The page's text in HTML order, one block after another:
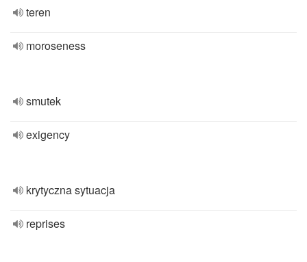
teren
moroseness
smutek
exigency
krytyczna sytuacja
reprises